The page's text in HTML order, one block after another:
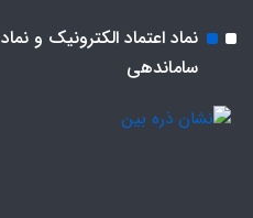
نماد اعتماد الکترونیک و نماد
ساماندهی